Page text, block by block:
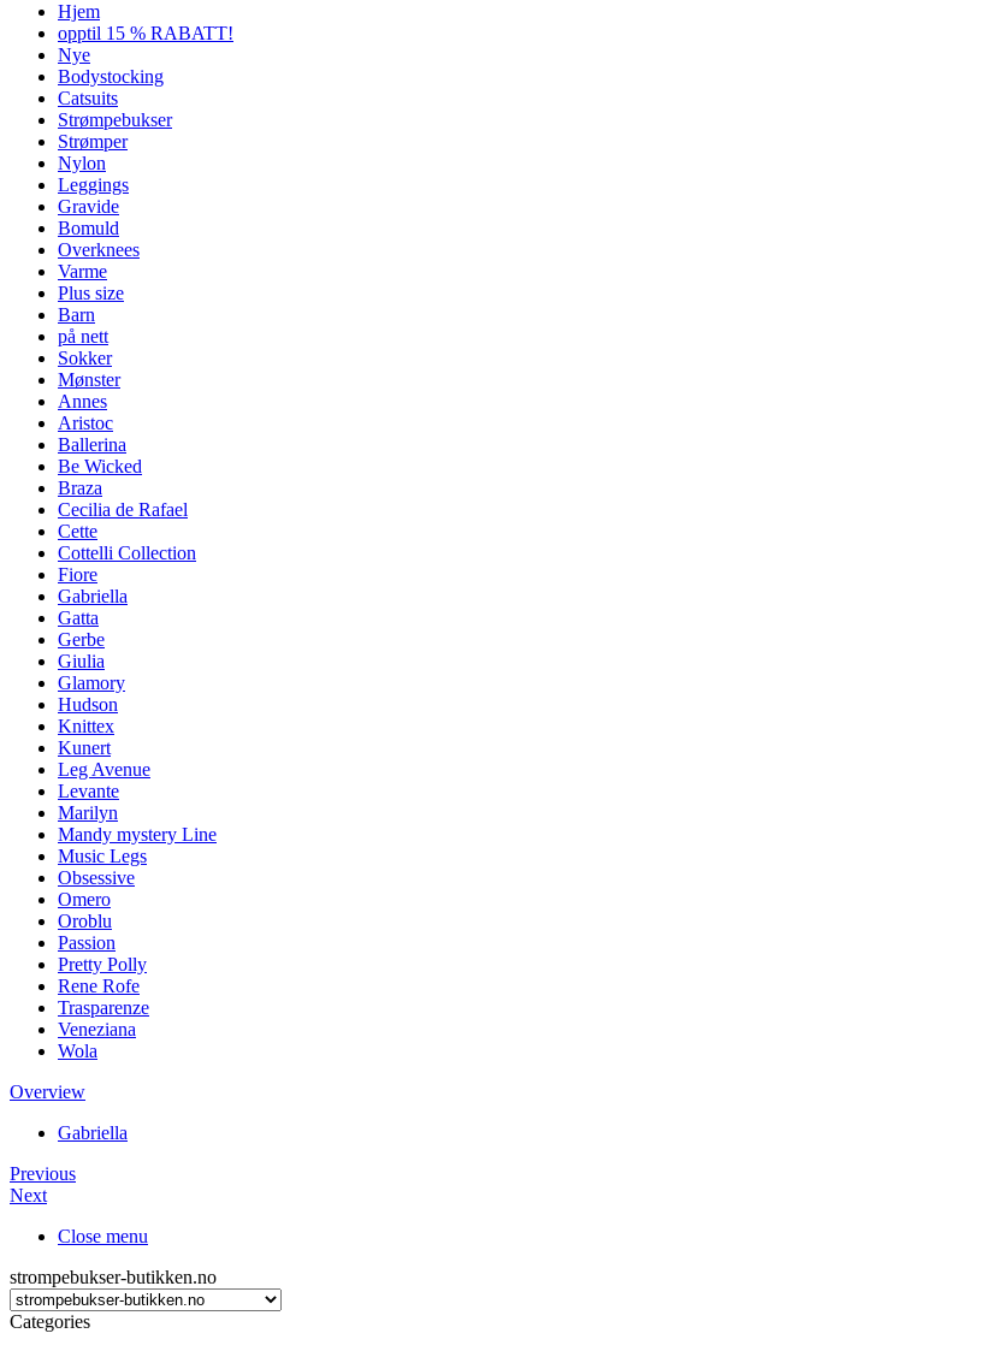
Hjem
opptil 15 % RABATT!
Nye
Bodystocking
Catsuits
Strømpebukser
Strømper
Nylon
Leggings
Gravide
Bomuld
Overknees
Varme
Plus size
Barn
på nett
Sokker
Mønster
Annes
Aristoc
Ballerina
Be Wicked
Braza
Cecilia de Rafael
Cette
Cottelli Collection
Fiore
Gabriella
Gatta
Gerbe
Giulia
Glamory
Hudson
Knittex
Kunert
Leg Avenue
Levante
Marilyn
Mandy mystery Line
Music Legs
Obsessive
Omero
Oroblu
Passion
Pretty Polly
Rene Rofe
Trasparenze
Veneziana
Wola
Overview
Gabriella
Previous
Next
Close menu
strompebukser-butikken.no
Categories